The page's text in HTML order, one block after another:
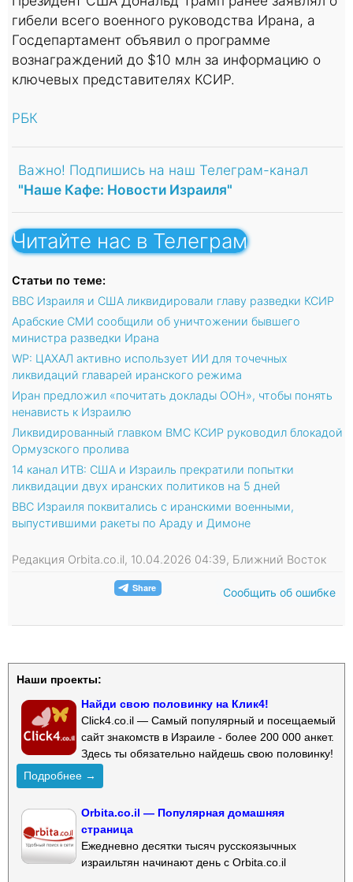
гибели всего военного руководства Ирана, а
Госдепартамент объявил о программе
вознаграждений до $10 млн за информацию о
ключевых представителях КСИР.
РБК
Важно! Подпишись на наш Телеграм-канал
"Наше Кафе: Новости Израиля"
Читайте нас в Телеграм
Статьи по теме:
ВВС Израиля и США ликвидировали главу разведки КСИР
Арабские СМИ сообщили об уничтожении бывшего
министра разведки Ирана
WP: ЦАХАЛ активно использует ИИ для точечных
ликвидаций главарей иранского режима
Иран предложил «почитать доклады ООН», чтобы понять
ненависть к Израилю
Ликвидированный главком ВМС КСИР руководил блокадой
Ормузского пролива
14 канал ИТВ: США и Израиль прекратили попытки
ликвидации двух иранских политиков на 5 дней
ВВС Израиля поквитались с иранскими военными,
выпустившими ракеты по Араду и Димоне
Редакция Orbita.co.il, 10.04.2026 04:39, Ближний Восток
Сообщить об ошибке
Наши проекты:
Найди свою половинку на Клик4!
Click4.co.il — Самый популярный и посещаемый
сайт знакомств в Израиле - более 200 000 анкет.
Здесь ты обязательно найдешь свою половинку!
Подробнее →
Orbita.co.il — Популярная домашняя
страница
Ежедневно десятки тысяч русскоязычных
израильтян начинают день с Orbita.co.il